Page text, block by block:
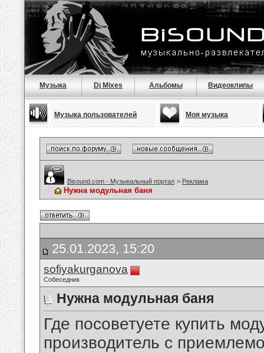
Музыка Dj Mixes Альбомы Видеоклипы
Музыка пользователей Моя музыка
Bisound.com - Музыкальный портал > Реклама
Нужна модульная баня
25.01.2023, 15:20
sofiyakurganova
Собеседник
Нужна модульная баня
Где посоветуете купить
производитель с